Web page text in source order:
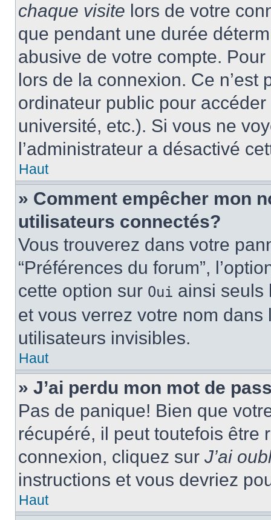
chaque visite lors de votre
que pendant une durée
abusive de votre compte.
lors de la connexion. Ce
ordinateur public pour
université, etc.). Si vous ne
l’administrateur a désactivé
Haut
» Comment empêcher mon
utilisateurs connectés?
Vous trouverez dans votre
“Préférences du forum”,
cette option sur Oui ainsi seuls
et vous verrez votre nom
utilisateurs invisibles.
Haut
» J’ai perdu mon mot de
Pas de panique! Bien que
récupéré, il peut toutefois être
connexion, cliquez sur J’ai
instructions et vous devriez
Haut